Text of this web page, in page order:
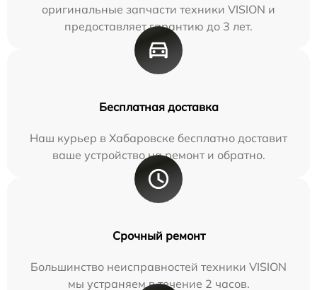
оригинальные запчасти техники VISION и
предоставляет гарантию до 3 лет.
Бесплатная доставка
Наш курьер в Хабаровске бесплатно доставит
ваше устройство на ремонт и обратно.
Срочный ремонт
Большинство неисправностей техники VISION
мы устраняем в течение 2 часов.